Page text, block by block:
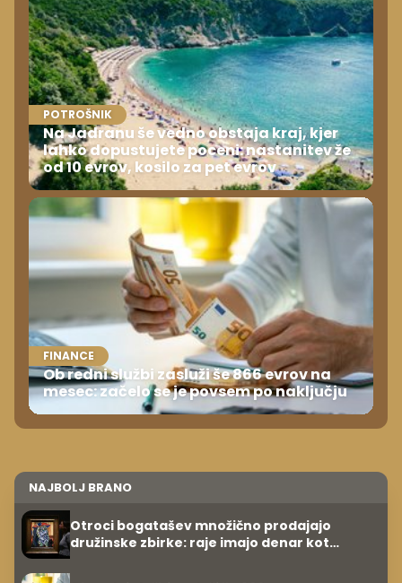
POTROŠNIK
Na Jadranu še vedno obstaja kraj, kjer
lahko dopustujete poceni: nastanitev že
od 10 evrov, kosilo za pet evrov
FINANCE
Ob redni službi zasluži še 866 evrov na
mesec: začelo se je povsem po naključju
NAJBOLJ BRANO
Otroci bogatašev množično prodajajo
družinske zbirke: raje imajo denar kot